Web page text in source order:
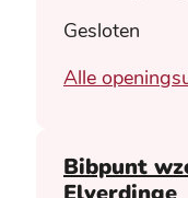
Gesloten
Alle
Bibpunt